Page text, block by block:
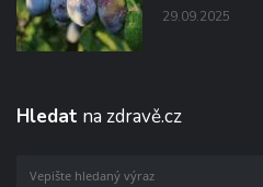
29.09.2025
Hledat na zdravě.cz